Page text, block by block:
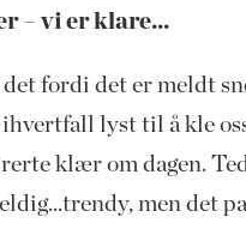
– vi er klare...
fordi det er meldt
ihvertfall lyst til å kle
klær om dagen.
men det